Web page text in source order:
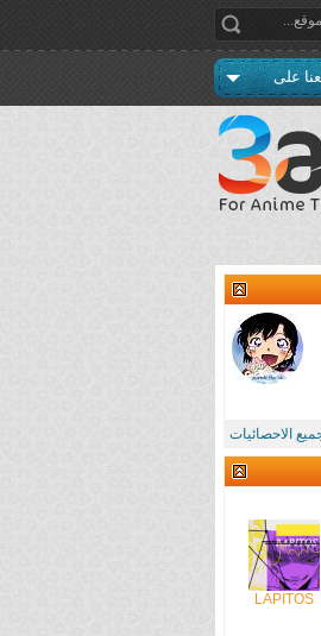
على
الاحصائيات
LAPITOS